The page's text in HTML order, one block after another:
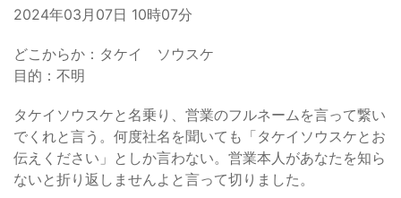
2024年03月07日 10時07分
どこからか：タケイ ソウスケ
目的：不明
タケイソウスケと名乗り、営業のフルネームを言って繋い
でくれと言う。何度社名を聞いても「タケイソウスケとお
伝えください」としか言わない。営業本人があなたを知ら
ないと折り返しませんよと言って切りました。